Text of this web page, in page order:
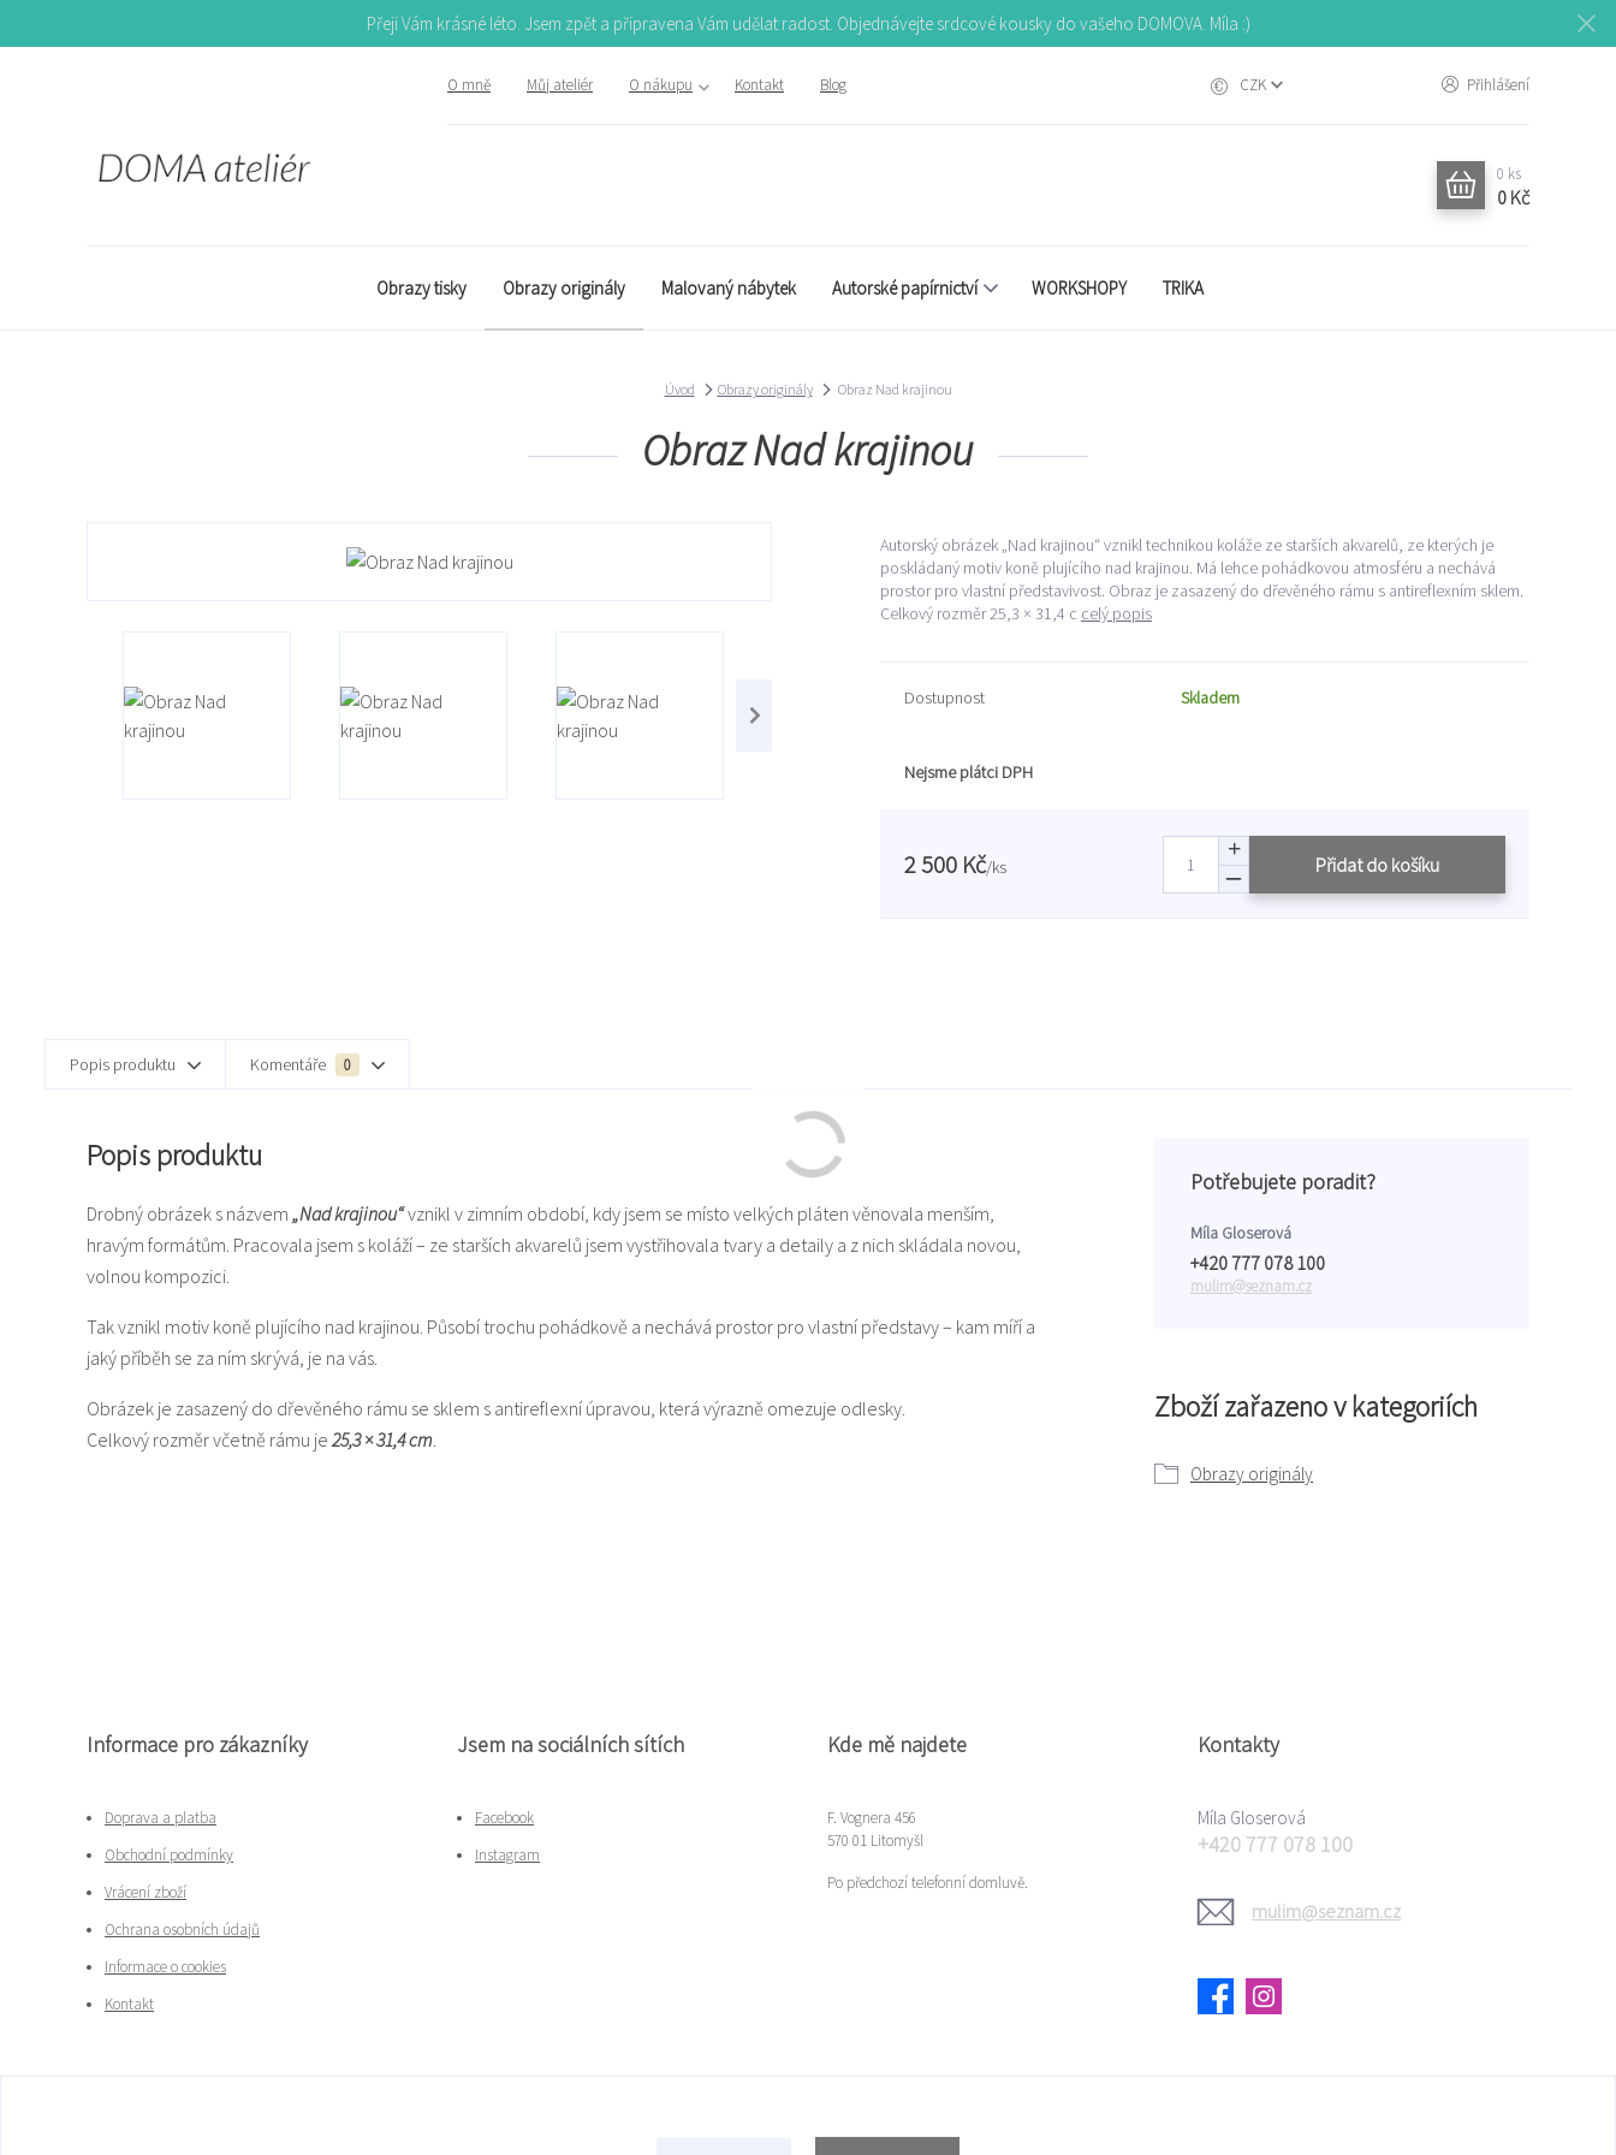
Přeji Vám krásné léto. Jsem zpět a připravena Vám udělat radost. Objednávejte srdcové kousky do vašeho DOMOVA. Míla :)
O mně Můj ateliér O nákupu Kontakt Blog CZK Přihlášení
0 ks
0 Kč
Obrazy tisky Obrazy originály Malovaný nábytek Autorské papírnictví WORKSHOPY TRIKA
Úvod Obrazy originály Obraz Nad krajinou
Obraz Nad krajinou
Autorský obrázek „Nad krajinou“ vznikl technikou koláže ze starších akvarelů, ze kterých je
poskládaný motiv koně plujícího nad krajinou. Má lehce pohádkovou atmosféru a nechává
prostor pro vlastní představivost. Obraz je zasazený do dřevěného rámu s antireflexním sklem.
Celkový rozměr 25,3 × 31,4 c celý popis
Dostupnost Skladem
Nejsme plátci DPH
2 500 Kč/ks Přidat do košíku
Popis produktu Komentáře 0
Popis produktu
Drobný obrázek s názvem „Nad krajinou“vznikl v zimním období, kdy jsem se místo velkých pláten věnovala menším,
hravým formátům. Pracovala jsem s koláží – ze starších akvarelů jsem vystřihovala tvary a detaily a z nich skládala novou,
volnou kompozici.
Tak vznikl motiv koně plujícího nad krajinou. Působí trochu pohádkově a nechává prostor pro vlastní představy – kam míří a
jaký příběh se za ním skrývá, je na vás.
Obrázek je zasazený do dřevěného rámu se sklem s antireflexní úpravou, která výrazně omezuje odlesky.
Celkový rozměr včetně rámu je 25,3 × 31,4 cm.
Zboží zařazeno v kategoriích
Obrazy originály
Potřebujete poradit?
Míla Gloserová
+420 777 078 100
mulim@seznam.cz
Informace pro zákazníky
Doprava a platba
Obchodní podmínky
Vrácení zboží
Ochrana osobních údajů
Informace o cookies
Kontakt
Jsem na sociálních sítích
Facebook
Instagram
Kde mě najdete
F. Vognera 456
570 01 Litomyšl
Po předchozí telefonní domluvě.
Kontakty
Míla Gloserová
+420 777 078 100
mulim@seznam.cz